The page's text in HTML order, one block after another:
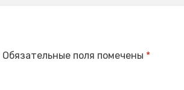
Обязательные поля помечены *